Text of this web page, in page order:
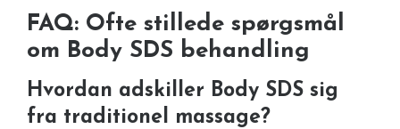
FAQ: Ofte stillede spørgsmål
om Body SDS behandling
Hvordan adskiller Body SDS sig
fra traditionel massage?